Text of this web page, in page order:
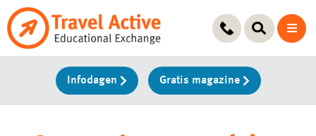
Ga
naar
Infodagen Gratis magazine